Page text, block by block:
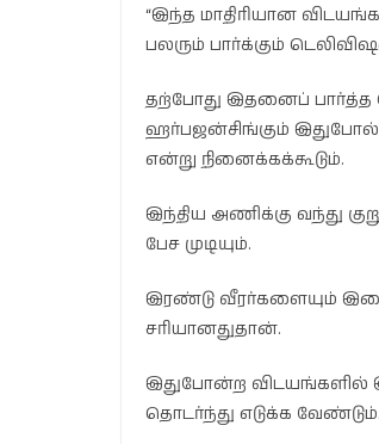
“இந்த மாதிரியான
பலரும் பார்க்கும்
தற்போது இதனைப் பார்த்த
ஹர்பஜன்சிங்கும்
என்று நினைக்கக்கூடும்.
இந்திய அணிக்கு வந்து
பேச முடியும்.
இரண்டு வீரர்களையும்
சரியானதுதான்.
இதுபோன்ற விடயங்களில்
தொடர்ந்து எடுக்க வேண்டும்.